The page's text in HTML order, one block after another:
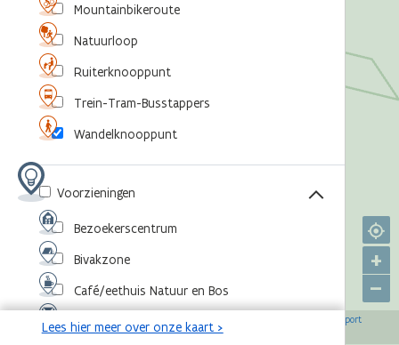
+
–
OpenStreetMap-bijdragers Agentschap voor Natuur en Bos
Sport
Vlaanderen,©Toerisme Vlaanderen
Mountainbikeroute
Natuurloop
Ruiterknooppunt
Trein-Tram-Busstappers
Wandelknooppunt
Voorzieningen
Bezoekerscentrum
Bivakzone
Café/eethuis Natuur en Bos
Eventlocatie
Lees hier meer over onze kaart >